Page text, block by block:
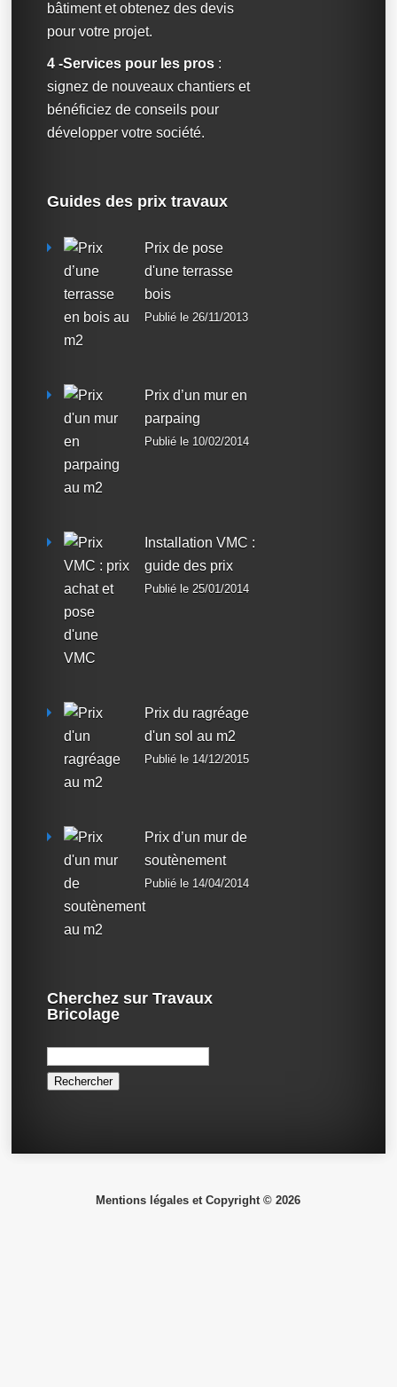
bâtiment et obtenez des devis
pour votre projet.
4 -Services pour les pros :
signez de nouveaux chantiers et
bénéficiez de conseils pour
développer votre société.
Guides des prix travaux
Prix de pose
d'une terrasse
bois
Publié le 26/11/2013
Prix d’un mur en
parpaing
Publié le 10/02/2014
Installation VMC :
guide des prix
Publié le 25/01/2014
Prix du ragréage
d'un sol au m2
Publié le 14/12/2015
Prix d’un mur de
soutènement
Publié le 14/04/2014
Cherchez sur Travaux
Bricolage
Rechercher :
Mentions légales et Copyright © 2026